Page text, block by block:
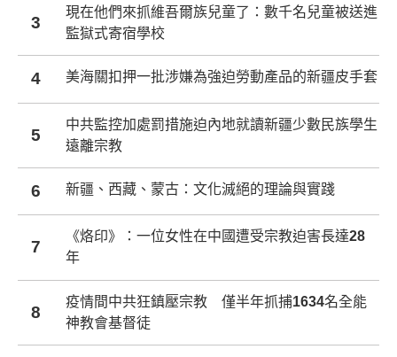
3
現在他們來抓維吾爾族兒童了：數千名兒童被送進
監獄式寄宿學校
4 美海關扣押一批涉嫌為強迫勞動產品的新疆皮手套
5
中共監控加處罰措施迫內地就讀新疆少數民族學生
遠離宗教
6 新疆、西藏、蒙古：文化滅絕的理論與實踐
7
《烙印》：一位女性在中國遭受宗教迫害長達28
年
8
疫情間中共狂鎮壓宗教 僅半年抓捕1634名全能
神教會基督徒